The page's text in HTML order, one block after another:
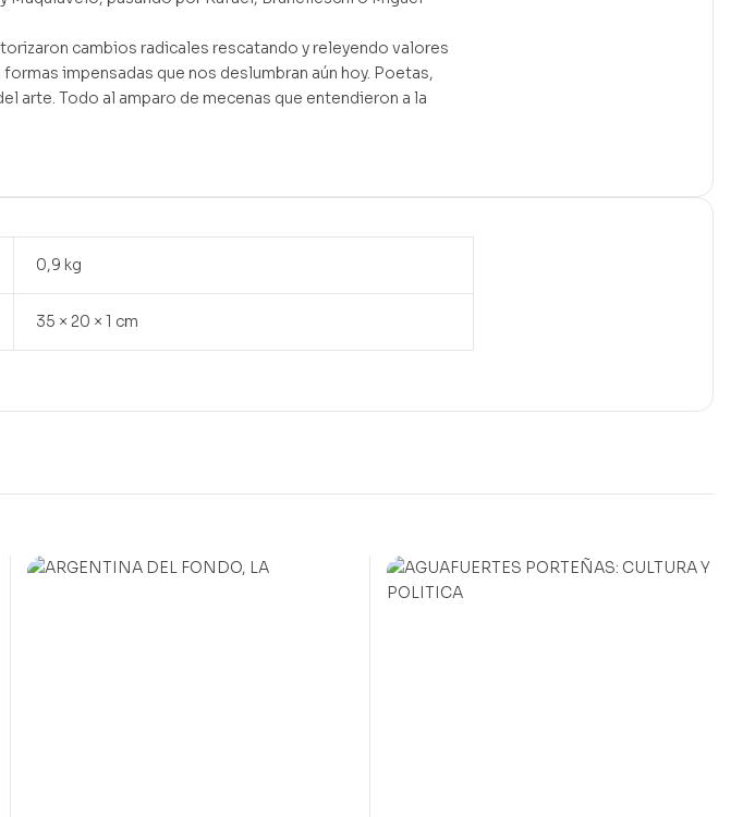
cambios radicales rescatando y releyendo valores
impensadas que nos deslumbran aún hoy. Poetas,
arte. Todo al amparo de mecenas que entendieron a la
0,9 kg
35 × 20 × 1 cm